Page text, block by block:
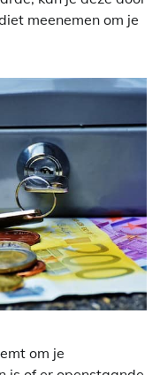
meenemen om je
om je